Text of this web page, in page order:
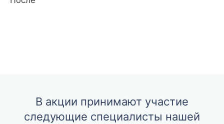
В акции принимают участие
следующие специалисты нашей